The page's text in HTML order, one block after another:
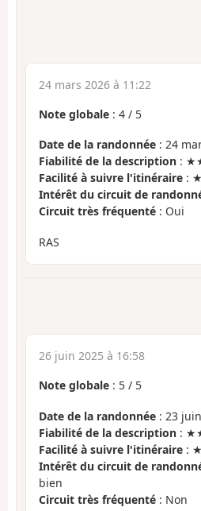
24 mars 2026 à 11:22
Note globale : 4 / 5
Date de la randonnée : 24
Fiabilité de la description :
Facilité à suivre l'itinéraire :
Intérêt du circuit de
Circuit très fréquenté : Oui
RAS
26 juin 2025 à 16:58
Note globale : 5 / 5
Date de la randonnée : 23
Fiabilité de la description :
Facilité à suivre l'itinéraire :
Intérêt du circuit de
bien
Circuit très fréquenté : Non